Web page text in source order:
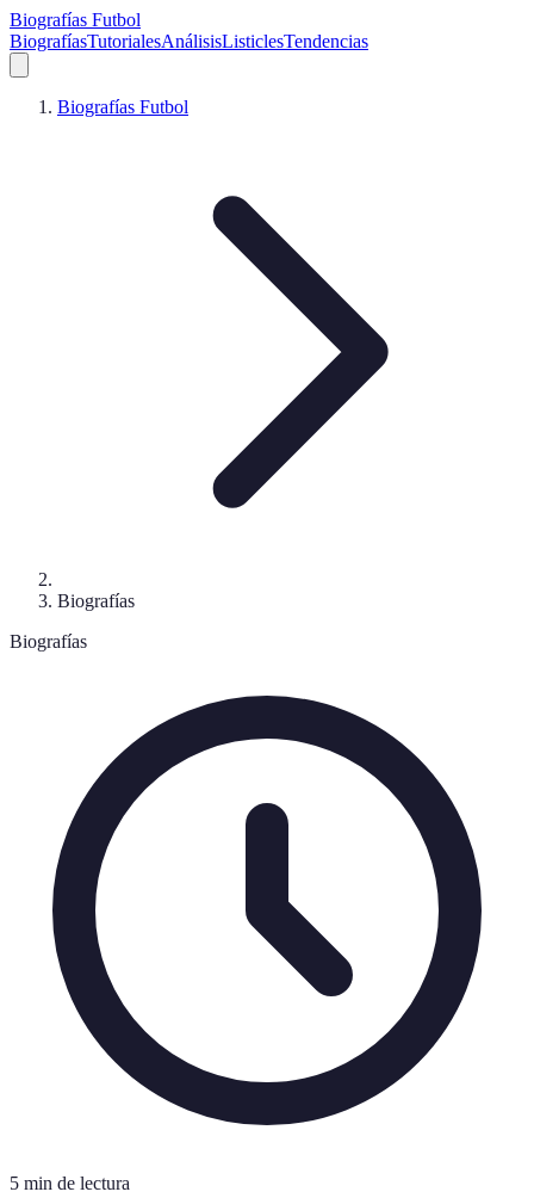
Biografías Futbol
BiografíasTutorialesAnálisisListiclesTendencias
Biografías Futbol
Biografías
Biografías
5 min de lectura